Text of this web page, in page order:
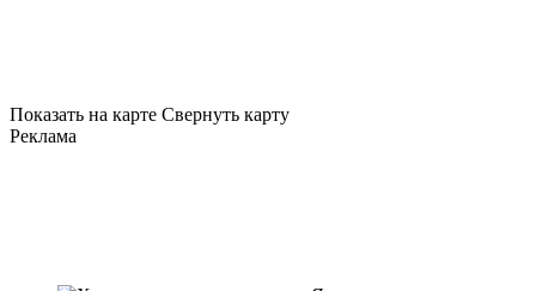
Показать на карте Свернуть карту
Реклама